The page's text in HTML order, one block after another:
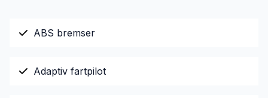
ABS bremser
Adaptiv fartpilot